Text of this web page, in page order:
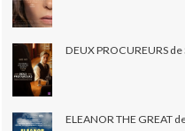
DEUX PROCUREURS
ELEANOR THE GREAT